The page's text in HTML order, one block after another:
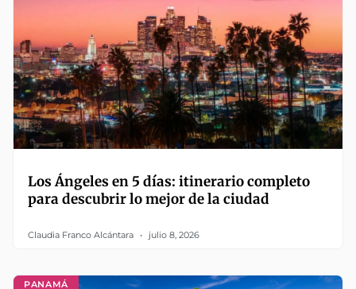
Los Ángeles en 5 días: itinerario completo
para descubrir lo mejor de la ciudad
Claudia Franco Alcántara julio 8, 2026
PANAMÁ